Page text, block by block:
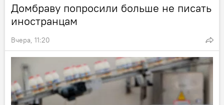
Домбраву попросили больше не писать
иностранцам
Вчера, 11:20